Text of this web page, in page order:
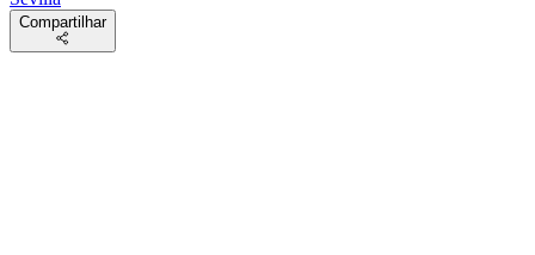
Compartilhar